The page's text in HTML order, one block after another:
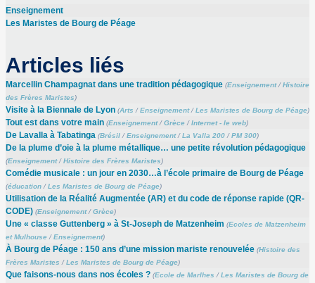
Enseignement
Les Maristes de Bourg de Péage
Articles liés
Marcellin Champagnat dans une tradition pédagogique (Enseignement/Histoire
des Frères Maristes)
Visite à la Biennale de Lyon (Arts /Enseignement/Les Maristes de Bourg de Péage)
Tout est dans votre main (Enseignement/Grèce/Internet - le web)
De Lavalla à Tabatinga (Brésil/Enseignement/La Valla 200/PM 300)
De la plume d’oie à la plume métallique… une petite révolution pédagogique
(Enseignement/Histoire des Frères Maristes)
Comédie musicale : un jour en 2030…à l’école primaire de Bourg de Péage
(éducation/Les Maristes de Bourg de Péage)
Utilisation de la Réalité Augmentée (AR) et du code de réponse rapide (QR-
CODE) (Enseignement/Grèce)
Une « classe Guttenberg » à St-Joseph de Matzenheim (Ecoles de Matzenheim
et Mulhouse/Enseignement)
À Bourg de Péage : 150 ans d’une mission mariste renouvelée (Histoire des
Frères Maristes /Les Maristes de Bourg de Péage)
Que faisons-nous dans nos écoles ? (Ecole de Marlhes /Les Maristes de Bourg de